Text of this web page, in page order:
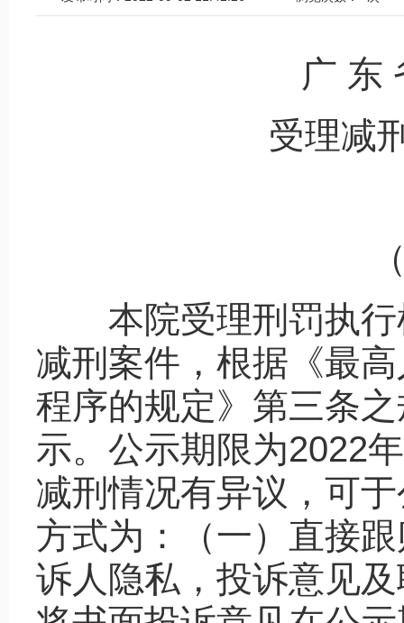
广 东
受理减
本院受理刑罚执行
减刑案件，根据《最
程序的规定》第三条
示。公示期限为2022
减刑情况有异议，可
方式为：（一）直接
诉人隐私，投诉意见